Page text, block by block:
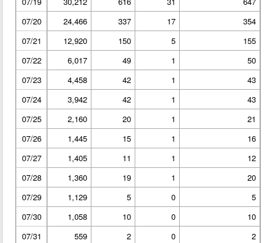
07/20
24,466 337 17
354
07/21
12,920 150 5
155
07/22
6,017 49 1
50
07/23
4,458 42 1
43
07/24
3,942 42 1
43
07/25
2,160 20 1
21
07/26
1,445 15 1
16
07/27
1,405 11 1
12
07/28
1,360 19 1
20
07/29
1,129 5 0
5
07/30
1,058 10 0
10
07/31
559 2 0
2